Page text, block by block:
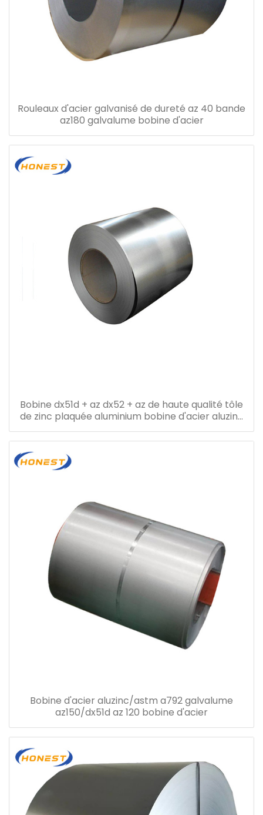
Rouleaux d'acier galvanisé de dureté az 40 bande
az180 galvalume bobine d'acier
Bobine dx51d + az dx52 + az de haute qualité tôle
de zinc plaquée aluminium bobine d'acier aluzinc
bobine d'acier galvalume
Bobine d'acier aluzinc/astm a792 galvalume
az150/dx51d az 120 bobine d'acier